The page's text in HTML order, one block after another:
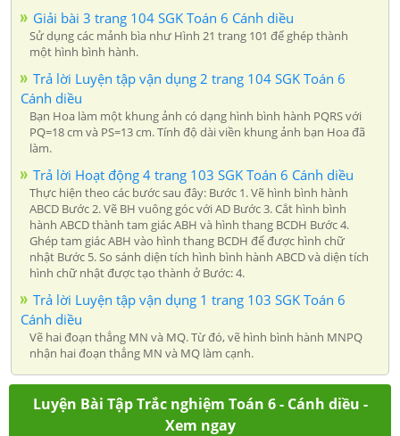
Giải bài 3 trang 104 SGK Toán 6 Cánh diều
Sử dụng các mảnh bìa như Hình 21 trang 101 để ghép thành
một hình bình hành.
Trả lời Luyện tập vận dụng 2 trang 104 SGK Toán 6
Cánh diều
Bạn Hoa làm một khung ảnh có dạng hình bình hành PQRS với
PQ=18 cm và PS=13 cm. Tính độ dài viền khung ảnh bạn Hoa đã
làm.
Trả lời Hoạt động 4 trang 103 SGK Toán 6 Cánh diều
Thực hiện theo các bước sau đây: Bước 1. Vẽ hình bình hành
ABCD Bước 2. Vẽ BH vuông góc với AD Bước 3. Cắt hình bình
hành ABCD thành tam giác ABH và hình thang BCDH Bước 4.
Ghép tam giác ABH vào hình thang BCDH để được hình chữ
nhật Bước 5. So sánh diện tích hình bình hành ABCD và diện tích
hình chữ nhật được tạo thành ở Bước: 4.
Trả lời Luyện tập vận dụng 1 trang 103 SGK Toán 6
Cánh diều
Vẽ hai đoạn thẳng MN và MQ. Từ đó, vẽ hình bình hành MNPQ
nhận hai đoạn thẳng MN và MQ làm cạnh.
Luyện Bài Tập Trắc nghiệm Toán 6 - Cánh diều -
Xem ngay